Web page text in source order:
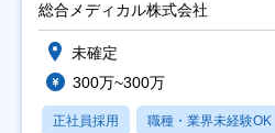
総合メディカル株式会社
未確定
300万~300万
正社員採用 職種・業界未経験OK